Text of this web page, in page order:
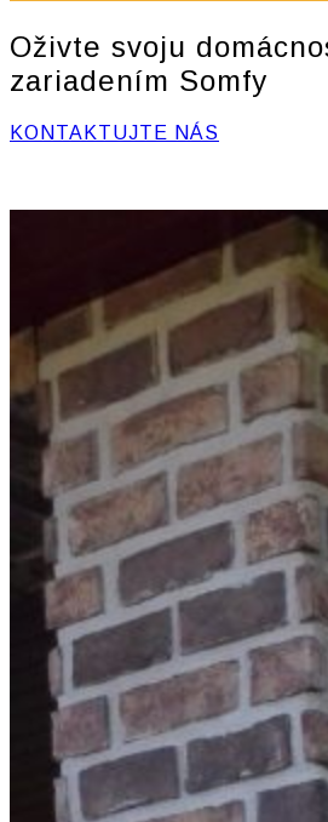
Oživte svoju
zariadením Somfy
KONTAKTUJTE NÁS